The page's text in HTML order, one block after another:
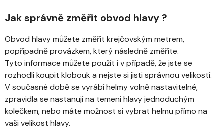
Jak správně změřit obvod hlavy ?
Obvod hlavy můžete změřit krejčovským metrem,
popřípadně provázkem, který následně změříte.
Tyto informace můžete použít i v případě, že jste se
rozhodli koupit klobouk a nejste si jisti správnou velikostí.
V současné době se vyrábí helmy volně nastavitelné,
zpravidla se nastanují na temeni hlavy jednoduchým
kolečkem, nebo máte možnost si vybrat helmu přímo na
vaši velikost hlavy.